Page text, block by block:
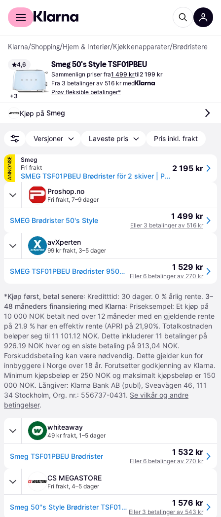
For kunder
Klarna/Shopping/Hjem & Interiør/Kjøkkenapparater/Brødristere
4,6
+3
Smeg 50's Style TSF01PBEU
Sammenlign priser fra1 499 krtil2 199 kr
Fra 3 betalinger av 516 kr med
Prøv fleksible betalinger*
Kjøp på Smeg
Versjoner Laveste pris Pris inkl. frakt
ANNONSE
Smeg
Fri frakt
SMEG TSF01PBEU Brødrister för 2 skiver | Pastellblå
2 195 kr
Proshop.no
Fri frakt, 7–9 dager
SMEG Brødrister 50's Style 1 499 kr
Eller 3 betalinger av 516 kr
avXperten
99 kr frakt, 3–5 dager
SMEG TSF01PBEU Brødrister 950W (2 skiver) 1 529 kr
Eller 6 betalinger av 270 kr
*Kjøp først, betal senere: Kreditttid: 30 dager. 0 % årlig rente. 3–
48 måneders finansiering med Klarna: Priseksempel: Et kjøp på
10 000 NOK betalt ned over 12 måneder med en gjeldende rente
på 21.9 % har en effektiv rente (APR) på 21,90%. Totalkostnaden
beløper seg til 11 101.12 NOK. Dette inkluderer 11 betalinger på
926.19 NOK hver og en siste betaling på 913,04 NOK.
Forskuddsbetaling kan være nødvendig. Dette gjelder kun for
innbyggere i Norge over 18 år. Forutsetter godkjenning av Klarna.
Minimum kjøpsbeløp er 250 NOK og maksimalt kjøpsbeløp er 150
000 NOK. Långiver: Klarna Bank AB (publ), Sveavägen 46, 111
34 Stockholm, Org. nr.: 556737-0431. Se vilkår og andre
betingelser.
whiteaway
49 kr frakt, 1–5 dager
Smeg TSF01PBEU Brødrister 1 532 kr
Eller 6 betalinger av 270 kr
CS MEGASTORE
Fri frakt, 4–5 dager
Smeg 50''s Style Brødrister TSF01PBEU Pastellblå, 2 skiver, Blå, Rustfritt stål, Knapper, Rustfritt stål, 950 W 1 576 kr
Eller 3 betalinger av 543 kr